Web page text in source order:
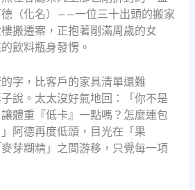
（化名）——一位三十出頭的搬家
搬遷案，正抱著剛滿周歲的女
飲料瓶身發愣。
的字，比客戶的家具清單還難
說。太太沒好氣地回：「你不是
體重『低卡』一點嗎？怎麼連包
阿德再度低頭，目光在「果
芽糊精」之間游移，只覺每一項